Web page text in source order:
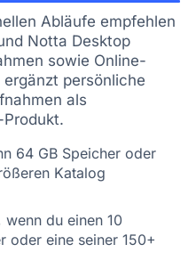
Abläufe empfehlen
Notta Desktop
sowie Online-
persönliche
als
64 GB Speicher oder
Katalog
wenn du einen 10
oder eine seiner 150+